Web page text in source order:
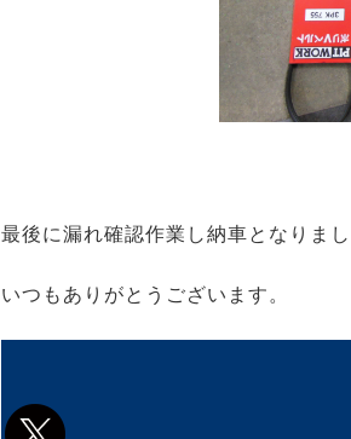
最後に漏れ確認作業し納車となりまし
いつもありがとうございます。